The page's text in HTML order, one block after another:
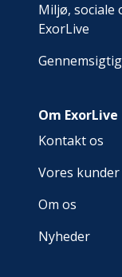
Miljø, sociale
ExorLive
Om ExorLive
Kontakt os
Vores kunder
Om os
Nyheder